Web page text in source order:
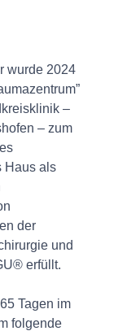
wurde 2024
–
– zum
Haus als
der
und
erfüllt.
Tagen im
folgende